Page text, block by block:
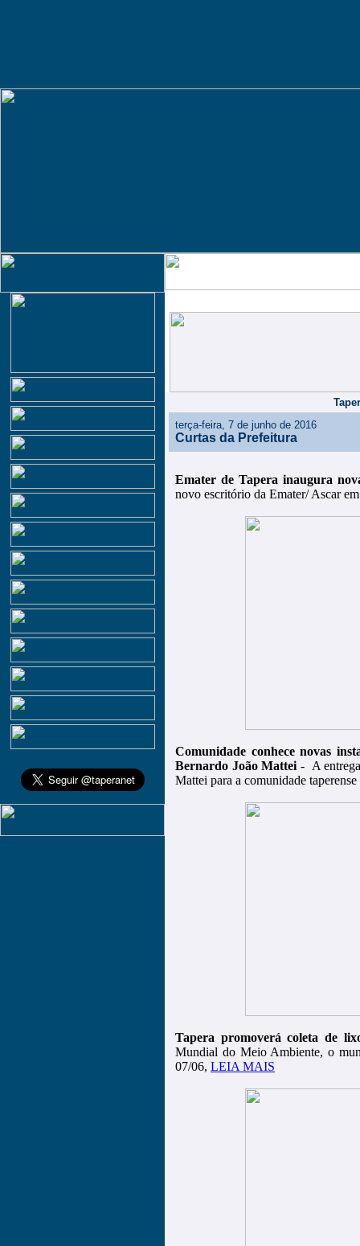
terça-feira, 7 de junho de 2016
Curtas da Prefeitura
Emater de Tapera inaugura
novo escritório da Emater/ Ascar
Comunidade conhece novas
Bernardo João Mattei - A
Mattei para a comunidade
Tapera promoverá coleta de
Mundial do Meio Ambiente, o
07/06, LEIA MAIS